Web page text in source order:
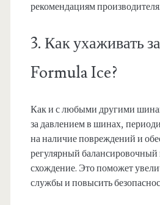
рекомендациям производителя.
3. Как ухаживать
Formula Ice?
Как и с любыми другими
за давлением в шинах,
на наличие повреждений и
регулярный балансировочный
схождение. Это поможет
службы и повысить